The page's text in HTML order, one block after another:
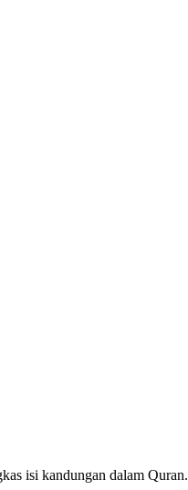
isi kandungan dalam Quran.